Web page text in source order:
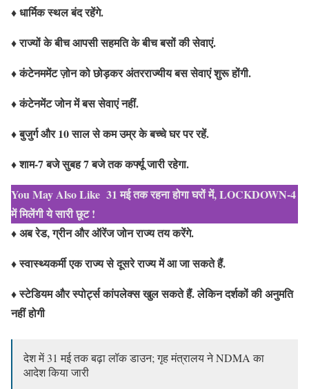
♦ धार्मिक स्थल बंद रहेंगे.
♦ राज्यों के बीच आपसी सहमति के बीच बसों की सेवाएं.
♦ कंटेनममेंट ज़ोन को छोड़कर अंतरराज्यीय बस सेवाएं शुरू होंगी.
♦ कंटेनमेंट जोन में बस सेवाएं नहीं.
♦ बुजुर्ग और 10 साल से कम उम्र के बच्चे घर पर रहें.
♦ शाम-7 बजे सुबह 7 बजे तक कर्फ्यू जारी रहेगा.
You May Also Like 31 मई तक रहना होगा घरों में, LOCKDOWN-4
में मिलेंगी ये सारी छूट !
♦ अब रेड, ग्रीन और ऑरेंज जोन राज्य तय करेंगे.
♦ स्वास्थ्यकर्मी एक राज्य से दूसरे राज्य में आ जा सकते हैं.
♦ स्टेडियम और स्पोर्ट्स कांपलेक्स खुल सकते हैं. लेकिन दर्शकों की अनुमति
नहीं होगी
देश में 31 मई तक बढ़ा लॉक डाउन; गृह मंत्रालय ने NDMA का
आदेश किया जारी